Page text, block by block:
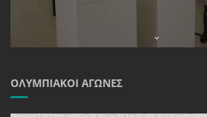
ΟΛΥΜΠΙΑΚΟΊ ΑΓΏΝΕΣ